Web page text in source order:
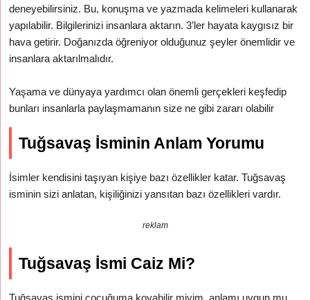
deneyebilirsiniz. Bu, konuşma ve yazmada kelimeleri kullanarak
yapılabilir. Bilgilerinizi insanlara aktarın. 3’ler hayata kaygısız bir
hava getirir. Doğanızda öğreniyor olduğunuz şeyler önemlidir ve
insanlara aktarılmalıdır.
Yaşama ve dünyaya yardımcı olan önemli gerçekleri keşfedip
bunları insanlarla paylaşmamanın size ne gibi zararı olabilir
Tuğsavaş İsminin Anlam Yorumu
İsimler kendisini taşıyan kişiye bazı özellikler katar. Tuğsavaş
isminin sizi anlatan, kişiliğinizi yansıtan bazı özellikleri vardır.
reklam
Tuğsavaş İsmi Caiz Mi?
Tuğsavaş ismini çocuğuma koyabilir miyim, anlamı uygun mu